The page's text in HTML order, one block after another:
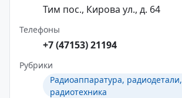
Тим пос., Кирова ул., д. 64
Телефоны
+7 (47153) 21194
Рубрики
Радиоаппаратура, радиодетали,
радиотехника